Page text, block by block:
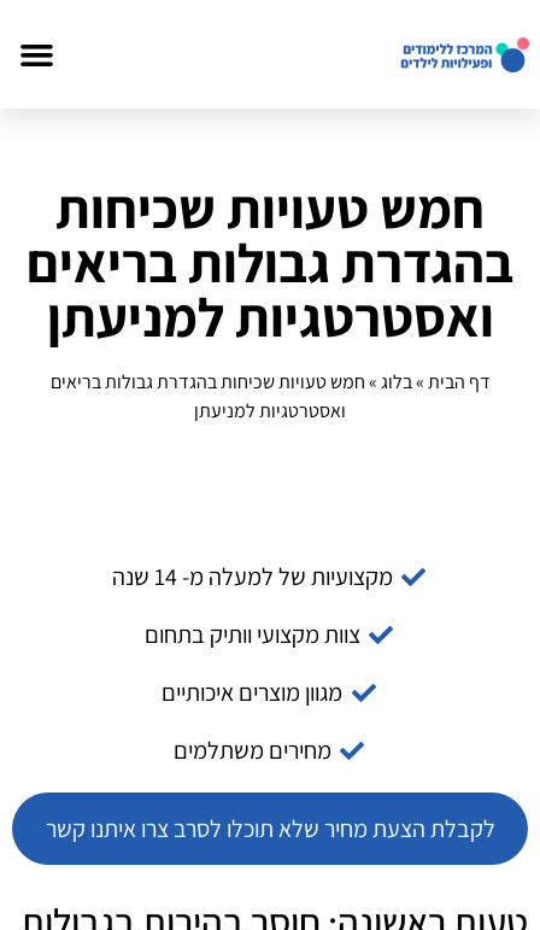
חמש טעויות שכיחות
בהגדרת גבולות בריאים
ואסטרטגיות למניעתן
דף הבית»בלוג»חמש טעויות שכיחות בהגדרת גבולות בריאים
ואסטרטגיות למניעתן
מקצועיות של למעלה מ- 14 שנה
צוות מקצועי וותיק בתחום
מגוון מוצרים איכותיים
מחירים משתלמים
לקבלת הצעת מחיר שלא תוכלו לסרב צרו איתנו קשר